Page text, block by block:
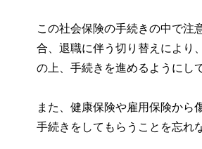
この社会保険の手続きの中で注
合、退職に伴う切り替えにより
の上、手続きを進めるようにし
また、健康保険や雇用保険から
手続きをしてもらうことを忘れ